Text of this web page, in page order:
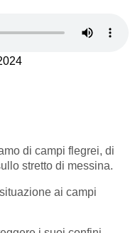
di campi flegrei, di
stretto di messina.
ai campi